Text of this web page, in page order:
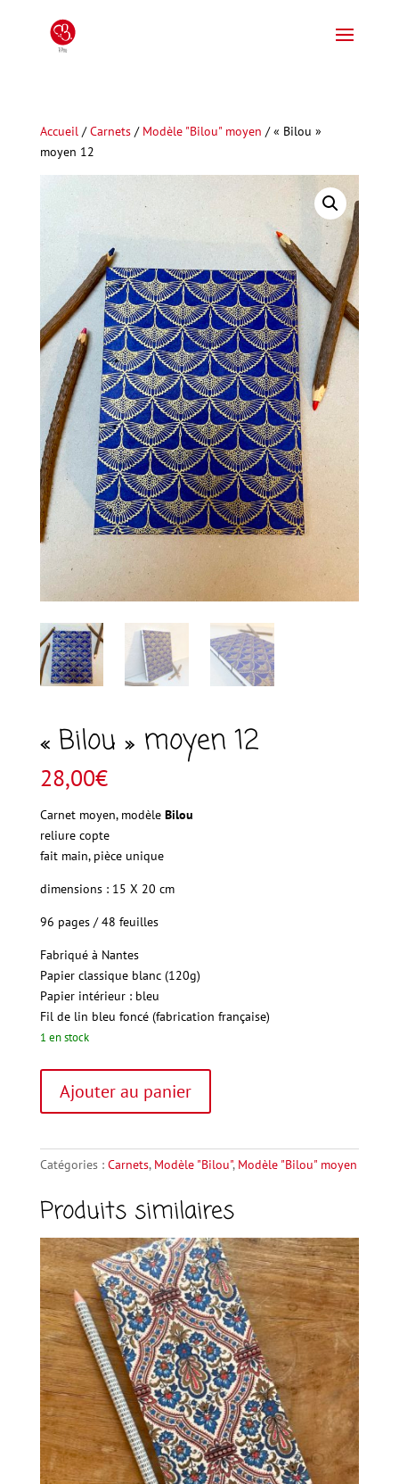
Accueil/Carnets/ Modèle "Bilou" moyen / « Bilou »
moyen 12
« Bilou » moyen 12
28,00€
Carnet moyen, modèle Bilou
reliure copte
fait main, pièce unique
dimensions : 15 X 20 cm
96 pages / 48 feuilles
Fabriqué à Nantes
Papierclassique blanc (120g)
Papier intérieur : bleu
Filde lin bleu foncé (fabrication française)
1 en stock
"Bilou"
12
Ajouter au panier
r
a
t
i
v
e
:
Catégories : Carnets, Modèle "Bilou", Modèle "Bilou" moyen
Produits similaires